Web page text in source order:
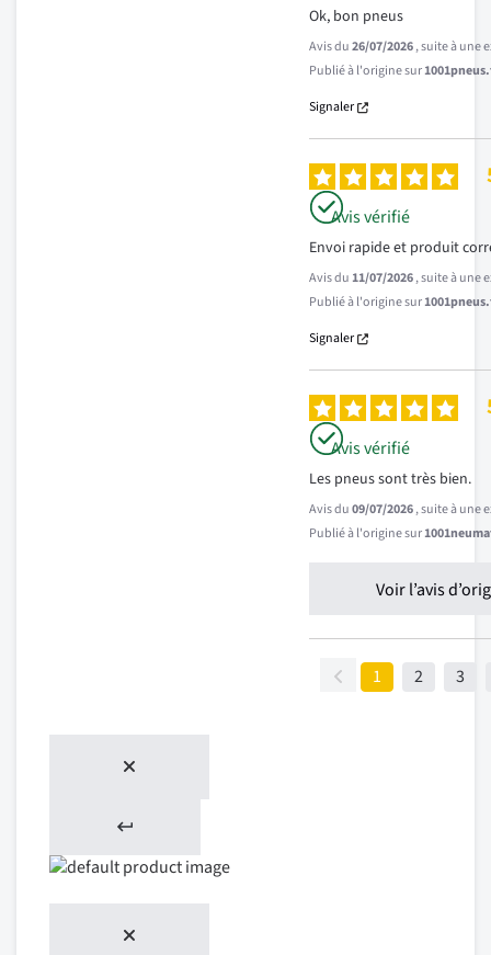
Ok, bon pneus
Avis du26/07/2026, suite à une
Publié à l'origine sur
Signaler
Avis vérifié
Envoi rapide et produit
Avis du11/07/2026, suite à une
Publié à l'origine sur
Signaler
Avis vérifié
Les pneus sont très bien.
Avis du09/07/2026, suite à une
Publié à l'origine sur
Voir l’avis
1 2 3